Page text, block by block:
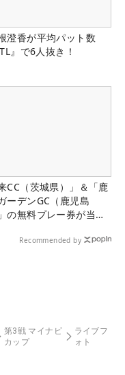
澄香が平均パット数
』で6人抜き！
CC（茨城県）」＆「鹿
ーデンGC（鹿児島
の無料プレー券が当た
Recommended by
第3戦 マイナビ
カップ
ライブフ
ォト